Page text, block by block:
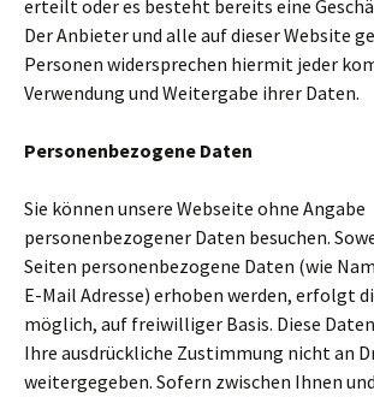
erteilt oder es besteht bereits eine
Der Anbieter und alle auf dieser Website
Personen widersprechen hiermit jeder
Verwendung und Weitergabe ihrer Daten.
Personenbezogene Daten
Sie können unsere Webseite ohne Angabe
personenbezogener Daten besuchen.
Seiten personenbezogene Daten (wie
E-Mail Adresse) erhoben werden, erfolgt
möglich, auf freiwilliger Basis. Diese
Ihre ausdrückliche Zustimmung nicht an
weitergegeben. Sofern zwischen Ihnen